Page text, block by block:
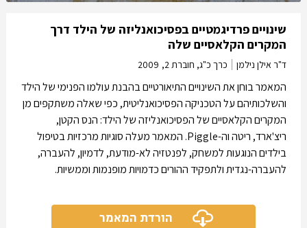
שינויים פרדיגמטיים בפסיכואנליזה של הילד דרך
המקרים הקלאסיים שלה
ד"ר אילן נילמן כרך כ"ג, חוברת 2, 2009
המאמר בוחן את השינויים התיאורטיים בהבנת עולמו הפנימי של הילד
והשלכותיהם על הטכניקה הפסיכואנליטית, כפי שאלה משתקפים מן
המקרים הקלאסיים של הפסיכואנליזה של הילד: הנס הקטן,
ריצ'ארד, ריטה וה-Piggle. המאמר מעלה סוגיות מרכזיות בטיפול
בילדים הנוגעות למשחק, לפנטזיה לא-מודעת, לדמיון, להעברה,
להעברה-נגדית ולתפקיד ההורים כדמויות מופנמות וממשיות.
הורדת המאמר